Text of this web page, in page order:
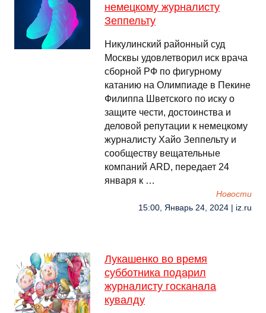
немецкому журналисту
Зеппельту
Никулинский районный суд
Москвы удовлетворил иск врача
сборной РФ по фигурному
катанию на Олимпиаде в Пекине
Филиппа Шветского по иску о
защите чести, достоинства и
деловой репутации к немецкому
журналисту Хайо Зеппельту и
сообществу вещательные
компаний ARD, передает 24
января к …
Новости
15:00, Январь 24, 2024 | iz.ru
Лукашенко во время
субботника подарил
журналисту госканала
кувалду